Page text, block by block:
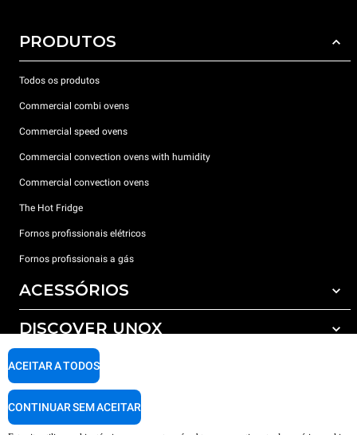
PRODUTOS
Todos os produtos
Commercial combi ovens
Commercial speed ovens
Commercial convection ovens with humidity
Commercial convection ovens
The Hot Fridge
Fornos profissionais elétricos
Fornos profissionais a gás
ACESSÓRIOS
Todos os acessórios
Detergents for automatic washing
Detergents for manual washing
Water treatment with resin filters
DISCOVER UNOX
Os nossos escritórios no mundo
SUPPORT
Garantia Unox
ACEITAR A TODOS
CONTINUAR SEM ACEITAR